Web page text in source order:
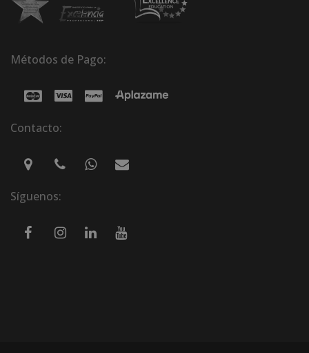
Métodos de Pago:
Contacto:
Síguenos: